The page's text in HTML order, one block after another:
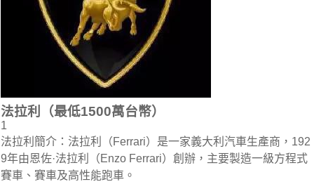
法拉利（最低1500萬台幣）
1
法拉利簡介：法拉利（Ferrari）是一家義大利汽車生產商，192
9年由恩佐·法拉利（Enzo Ferrari）創辦，主要製造一級方程式
賽車、賽車及高性能跑車。